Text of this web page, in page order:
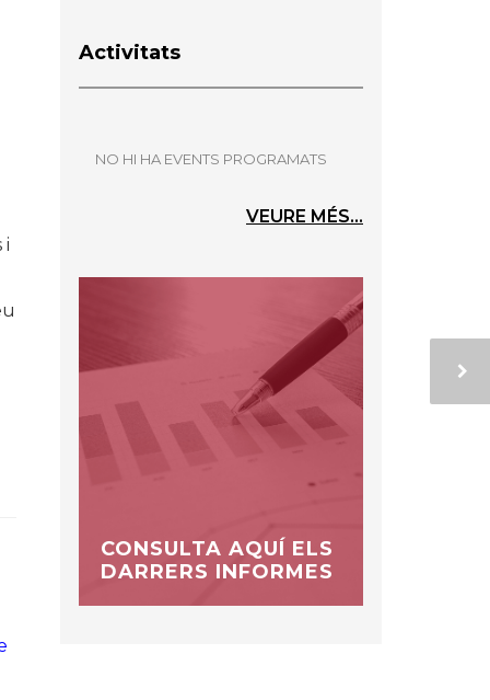
i
Activitats
NO HI HA EVENTS PROGRAMATS
VEURE MÉS...
CONSULTA AQUÍ ELS
DARRERS INFORMES